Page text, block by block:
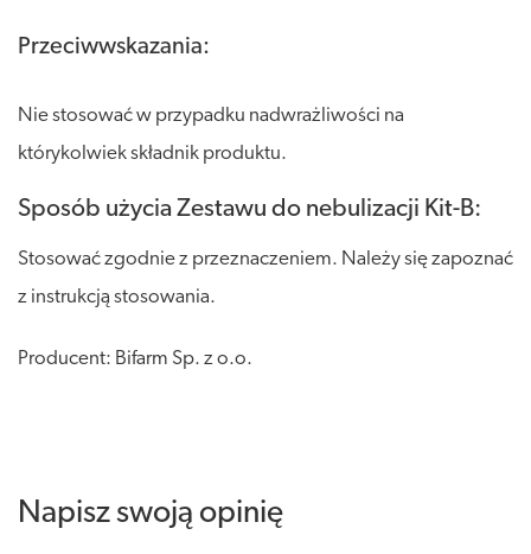
Przeciwwskazania:
Nie stosować w przypadku nadwrażliwości na
którykolwiek składnik produktu.
Sposób użycia Zestawu do nebulizacji Kit-B:
Stosować zgodnie z przeznaczeniem. Należy się zapoznać
z instrukcją stosowania.
Producent: Bifarm Sp. z o.o.
Napisz swoją opinię